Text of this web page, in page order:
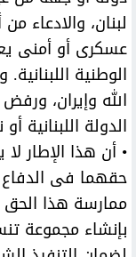
لبنان، والادعاء
عسكرى أو أمنى
الوطنية
الله وإيران،
الدولة اللبنانية
• أن هذا الإطار
حقهما فى
ممارسة هذا الحق
بإنشاء مجموعة